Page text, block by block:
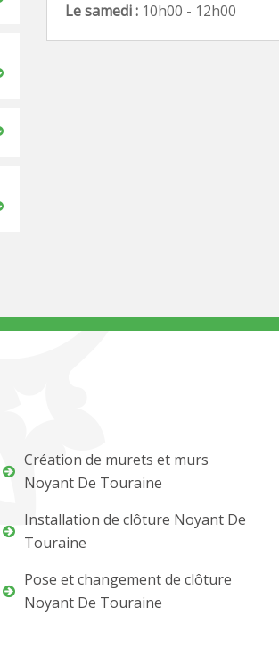
Le samedi : 10h00 - 12h00
Création de murets et murs
Noyant De Touraine
Installation de clôture Noyant De
Touraine
Pose et changement de clôture
Noyant De Touraine